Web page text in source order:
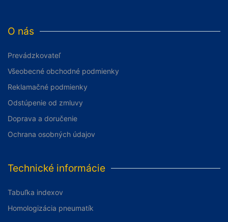
O nás
Prevádzkovateľ
Všeobecné obchodné podmienky
Reklamačné podmienky
Odstúpenie od zmluvy
Doprava a doručenie
Ochrana osobných údajov
Technické informácie
Tabuľka indexov
Homologizácia pneumatík